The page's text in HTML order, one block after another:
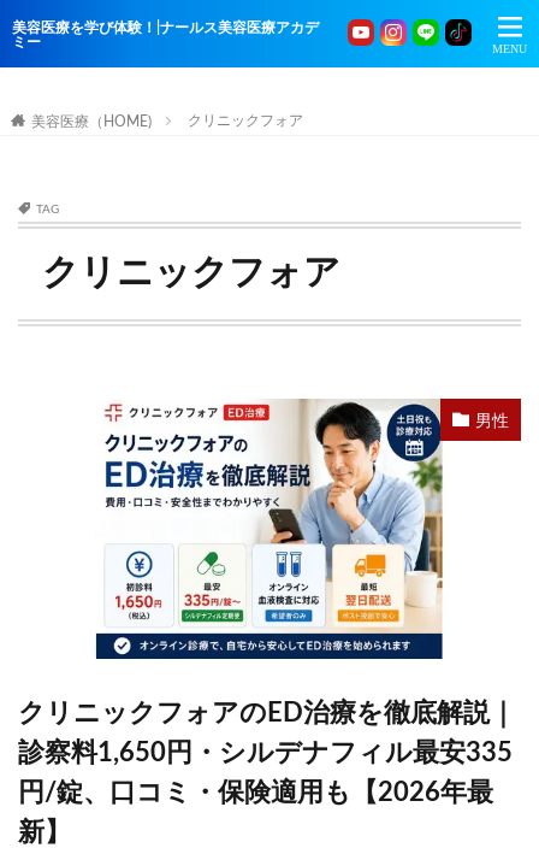
美容医療を学び体験！|ナールス美容医療アカデ
ミー
美容医療（HOME) クリニックフォア
TAG
クリニックフォア
男性
クリニックフォアのED治療を徹底解説｜
診察料1,650円・シルデナフィル最安335
円/錠、口コミ・保険適用も【2026年最
新】